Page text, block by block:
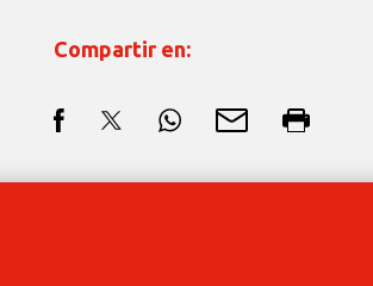
Compartir en: